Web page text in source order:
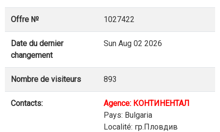
Offre № 1027422
Date du dernier
changement
Sun Aug 02 2026
Nombre de visiteurs 893
Contacts:
Agence: КОНТИНЕНТАЛ
Pays: Bulgaria
Localité: гр.Пловдив